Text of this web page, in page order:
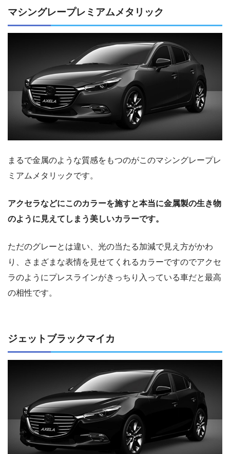
マシングレープレミアムメタリック
まるで金属のような質感をもつのがこのマシングレープレ
ミアムメタリックです。
アクセラなどにこのカラーを施すと本当に金属製の生き物
のように見えてしまう美しいカラーです。
ただのグレーとは違い、光の当たる加減で見え方がかわ
り、さまざまな表情を見せてくれるカラーですのでアクセ
ラのようにプレスラインがきっちり入っている車だと最高
の相性です。
ジェットブラックマイカ